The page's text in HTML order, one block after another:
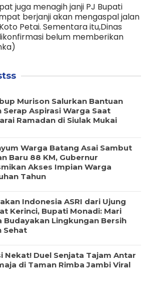
juga menagih janji PJ Bupati
berjanji akan mengaspal jalan
Petai. Sementara itu,Dinas
belum memberikan
Murison Salurkan Bantuan
Serap Aspirasi Warga Saat
Ramadan di Siulak Mukai
Warga Batang Asai Sambut
Baru 88 KM, Gubernur
Akses Impian Warga
Tahun
Indonesia ASRI dari Ujung
Kerinci, Bupati Monadi: Mari
Budayakan Lingkungan Bersih
Sehat
Nekat! Duel Senjata Tajam Antar
di Taman Rimba Jambi Viral